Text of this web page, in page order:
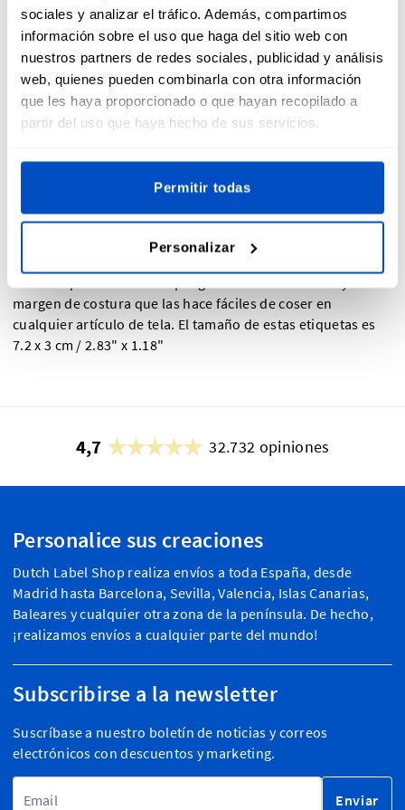
sociales y analizar el tráfico. Además, compartimos
información sobre el uso que haga del sitio web con
nuestros partners de redes sociales, publicidad y análisis
web, quienes pueden combinarla con otra información
que les haya proporcionado o que hayan recopilado a
partir del uso que haya hecho de sus servicios.
Permitir todas
Personalizar
Descripción general
Una serie de etiquetas "Made-In" diseñadas por Dutch
provienen sus artículos y proyectos. Ya sea por orgullo local
o necesidad regulatoria, nuestras etiquetas Made-In son
margen de costura que las hace fáciles de coser en
cualquier artículo de tela. El tamaño de estas etiquetas es
7.2 x 3 cm / 2.83" x 1.18"
4,7 32.732 opiniones
Personalice sus creaciones
Dutch Label Shop realiza envíos a toda España, desde
Madrid hasta Barcelona, Sevilla, Valencia, Islas Canarias,
Baleares y cualquier otra zona de la península. De hecho,
¡realizamos envíos a cualquier parte del mundo!
Subscribirse a la newsletter
Suscríbase a nuestro boletín de noticias y correos
electrónicos con descuentos y marketing.
Enviar